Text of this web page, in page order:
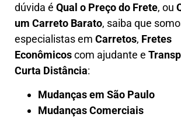
dúvida é Qual o Preço do Frete, ou
um Carreto Barato, saiba que
especialistas em Carretos, Fretes
Econômicoscom ajudante e
Curta Distância:
Mudanças em São Paulo
Mudanças Comerciais